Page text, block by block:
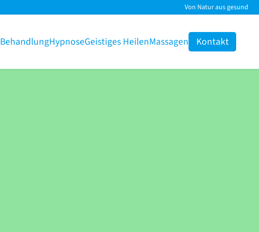
Von Natur aus gesund
HypnoseGeistiges HeilenMassagen Kontakt